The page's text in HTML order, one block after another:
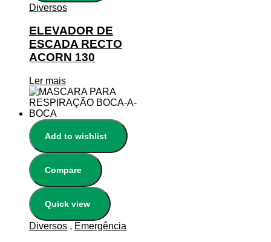
Diversos
ELEVADOR DE
ESCADA RECTO
ACORN 130
Ler mais
Add to wishlist
Compare
Quick view
Diversos , Emergência